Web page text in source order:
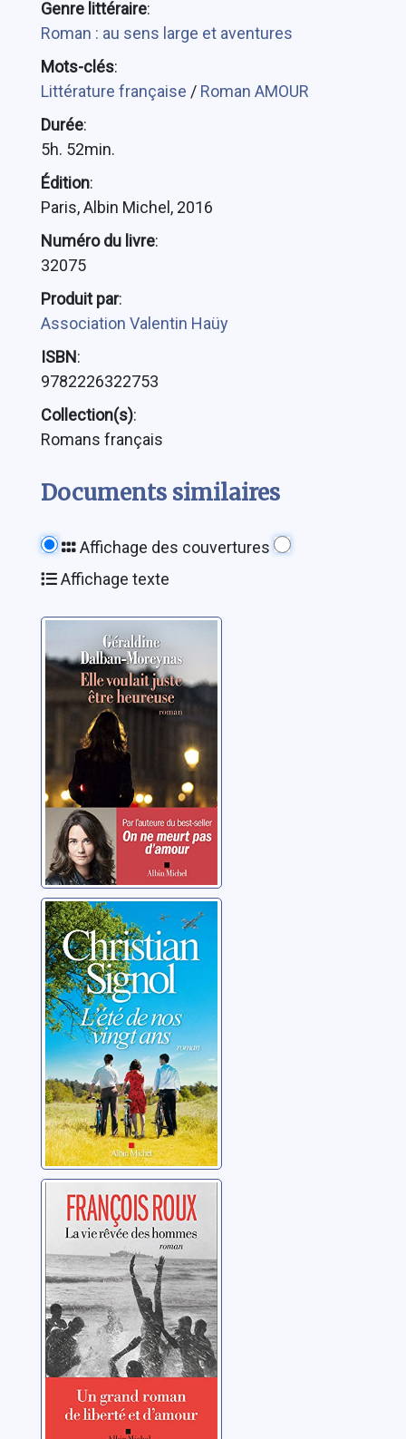
Genre littéraire:
Roman : au sens large et aventures
Mots-clés:
Littérature française / Roman AMOUR
Durée:
5h. 52min.
Édition:
Paris, Albin Michel, 2016
Numéro du livre:
32075
Produit par:
Association Valentin Haüy
ISBN:
9782226322753
Collection(s):
Romans français
Documents similaires
Affichage des couvertures
Affichage texte
Elle voulait juste
être heureuse
Dalban-Moreynas,
Géraldine
L'été de nos
vingt ans
Signol, Christian
La vie rêvée des
hommes
Roux, François